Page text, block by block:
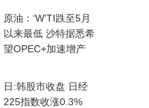
原油：‘W’TI跌至5月
以来最低 沙特据悉希
望OPEC+加速增产
日:韩股市收盘 日经
225指数收涨0.3%